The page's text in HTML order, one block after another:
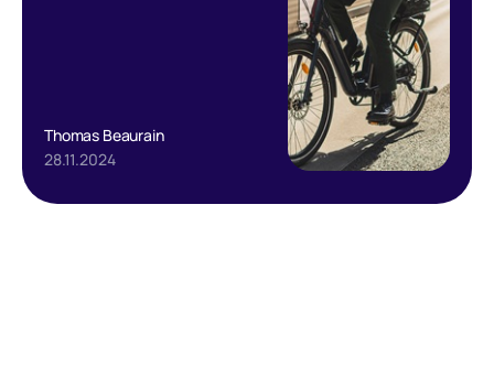
Thomas Beaurain
28.11.2024